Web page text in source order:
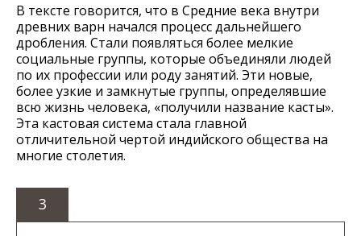
В тексте говорится, что в Средние века внутри
древних варн начался процесс дальнейшего
дробления. Стали появляться более мелкие
социальные группы, которые объединяли людей
по их профессии или роду занятий. Эти новые,
более узкие и замкнутые группы, определявшие
всю жизнь человека, «получили название касты».
Эта кастовая система стала главной
отличительной чертой индийского общества на
многие столетия.
3